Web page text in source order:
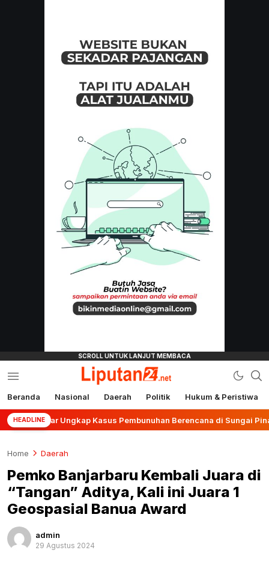
liputan24.net
Beranda Nasional Daerah Politik Hukum & Peristiwa
HEADLINE
Ungkap Kasus Pembunuhan Berencana di Sungai Pinang
Home Daerah
Pemko Banjarbaru Kembali Juara di
“Tangan” Aditya, Kali ini Juara 1
Geospasial Banua Award
admin
29 Agustus 2024